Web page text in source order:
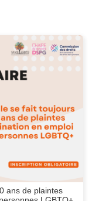
ans de plaintes